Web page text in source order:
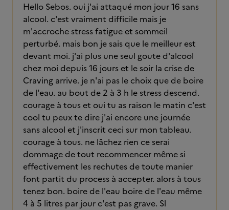
Hello Sebos. oui j'ai attaqué mon jour 16 sans
alcool. c'est vraiment difficile mais je
m'accroche stress fatigue et sommeil
perturbé. mais bon je sais que le meilleur est
devant moi. j'ai plus une seul goute d'alcool
chez moi depuis 16 jours et le soir la crise de
Craving arrive. je n'ai pas le choix que de boire
de l'eau. au bout de 2 à 3 h le stress descend.
courage à tous et oui tu as raison le matin c'est
cool tu peux te dire j'ai encore une journée
sans alcool et j'inscrit ceci sur mon tableau.
courage à tous. ne lâchez rien ce serai
dommage de tout recommencer même si
effectivement les rechutes de toute manier
font partit du process à accepter. alors à tous
tenez bon. boire de l'eau boire de l'eau même
4 à 5 litres par jour c'est pas grave. Sl